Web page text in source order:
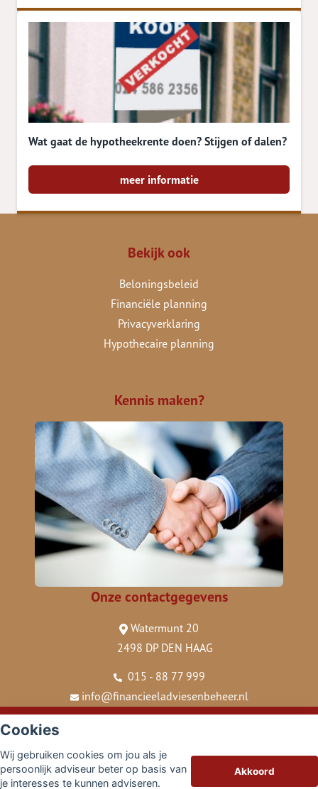
Cookies
Wij gebruiken cookies om jou als je
persoonlijk adviseur beter op basis van
je interesses te kunnen adviseren.
Akkoord
Wat gaat de hypotheekrente doen? Stijgen of dalen?
meer informatie
Bekijk ook
Beloningsbeleid
Financiële planning
Privacyverklaring
Hypothecaire planning
Kennis maken?
Onze contactgegevens
Watermunt 20
2498 DP DEN HAAG
015 - 88 77 999
info@financieeladviesenbeheer.nl
Sitemap
Disclaimer